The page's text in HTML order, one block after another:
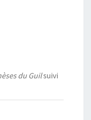
du Guilsuivi